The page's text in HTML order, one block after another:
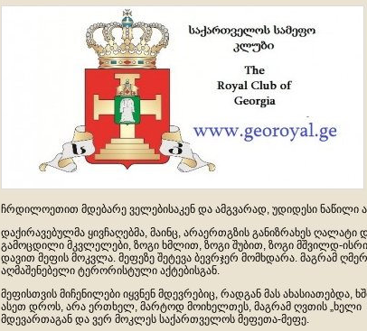
ჩრდილოეთით მდებარე ველებისაკენ და ამგვარად, უდიდესი ნაწილი
დაქირავებულმა ყივჩაღებმა, მაინც, არაერთგზის განიზრახეს ღალატი
გამოცდილი მკვლელები, ზოგი ხმლით, ზოგი შუბით, ზოგი მშვილდ-
დავით მეფის მოკვლა. მეფეზე შეტევა ბევრჯერ მომხდარა. მაგრამ
აღმაშენებელი ტერორისტული აქტებისგან.
მეფისთვის მიჩენილები იყვნენ მდევრებიც, რადგან მას
ასეთ დროს, არა ერთხელ, მარტოდ მოიხელთეს, მაგრამ ღვთის „ხელი
მდევართაგან და ვერ მოკლეს საქართველოს მეფეთა-მეფე.